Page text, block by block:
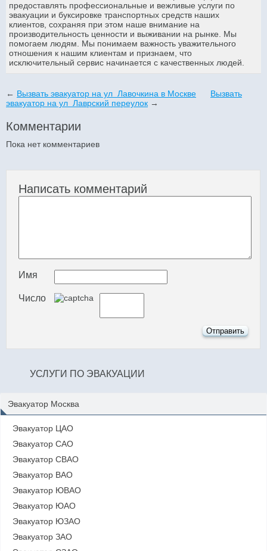
предоставлять профессиональные и вежливые услуги по
эвакуации и буксировке транспортных средств наших
клиентов, сохраняя при этом наше внимание на
производительность ценности и выживании на рынке. Мы
помогаем людям. Мы понимаем важность уважительного
отношения к нашим клиентам и признаем, что
исключительный сервис начинается с качественных людей.
← Вызвать эвакуатор на ул Лавочкина в Москве
Вызвать
эвакуатор на ул Лаврский переулок →
Комментарии
Пока нет комментариев
Написать комментарий
Имя
Число
УСЛУГИ ПО ЭВАКУАЦИИ
Эвакуатор Москва
Эвакуатор ЦАО
Эвакуатор САО
Эвакуатор СВАО
Эвакуатор ВАО
Эвакуатор ЮВАО
Эвакуатор ЮАО
Эвакуатор ЮЗАО
Эвакуатор ЗАО